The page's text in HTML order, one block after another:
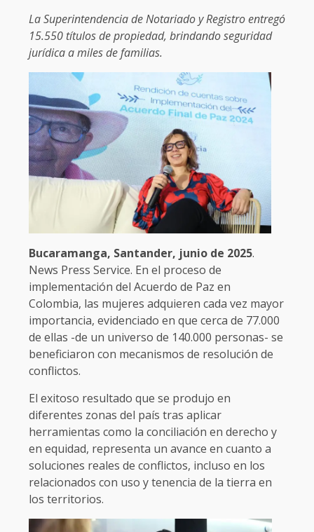
La Superintendencia de Notariado y Registro entregó
15.550 títulos de propiedad, brindando seguridad
jurídica a miles de familias.
Bucaramanga, Santander, junio de 2025.
News Press Service. En el proceso de
implementación del Acuerdo de Paz en
Colombia, las mujeres adquieren cada vez mayor
importancia, evidenciado en que cerca de 77.000
de ellas -de un universo de 140.000 personas- se
beneficiaron con mecanismos de resolución de
conflictos.
El exitoso resultado que se produjo en
diferentes zonas del país tras aplicar
herramientas como la conciliación en derecho y
en equidad, representa un avance en cuanto a
soluciones reales de conflictos, incluso en los
relacionados con uso y tenencia de la tierra en
los territorios.